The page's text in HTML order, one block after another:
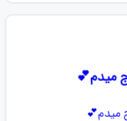
میدم💕